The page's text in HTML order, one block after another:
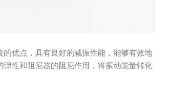
优点，具有良好的减振性能，能够有效地
性和阻尼器的阻尼作用，将振动能量转化